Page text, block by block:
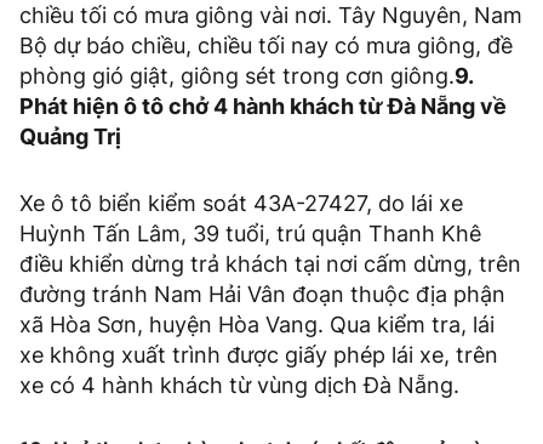
chiều tối có mưa giông vài nơi. Tây Nguyên, Nam
Bộ dự báo chiều, chiều tối nay có mưa giông, đề
phòng gió giật, giông sét trong cơn giông.9.
Phát hiện ô tô chở 4 hành khách từ Đà Nẵng về
Quảng Trị
Xe ô tô biển kiểm soát 43A-27427, do lái xe
Huỳnh Tấn Lâm, 39 tuổi, trú quận Thanh Khê
điều khiển dừng trả khách tại nơi cấm dừng, trên
đường tránh Nam Hải Vân đoạn thuộc địa phận
xã Hòa Sơn, huyện Hòa Vang. Qua kiểm tra, lái
xe không xuất trình được giấy phép lái xe, trên
xe có 4 hành khách từ vùng dịch Đà Nẵng.